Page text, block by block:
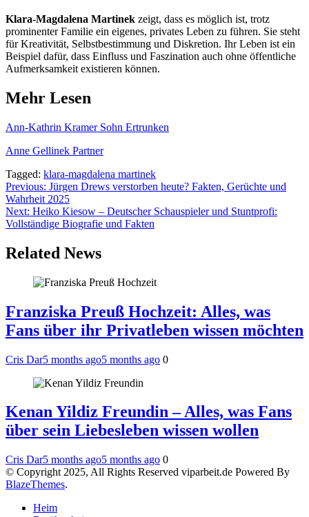
Klara-Magdalena Martinek zeigt, dass es möglich ist, trotz
prominenter Familie ein eigenes, privates Leben zu führen. Sie steht
für Kreativität, Selbstbestimmung und Diskretion. Ihr Leben ist ein
Beispiel dafür, dass Einfluss und Faszination auch ohne öffentliche
Aufmerksamkeit existieren können.
Mehr Lesen
Ann-Kathrin Kramer Sohn Ertrunken
Anne Gellinek Partner
Tagged: klara-magdalena martinek
Post
navigation
Previous: Jürgen Drews verstorben heute? Fakten, Gerüchte und
Wahrheit 2025
Next: Heiko Kiesow – Deutscher Schauspieler und Stuntprofi:
Vollständige Biografie und Fakten
Related News
Franziska Preuß Hochzeit: Alles, was
Fans über ihr Privatleben wissen möchten
Cris Dar5 months ago5 months ago 0
Kenan Yildiz Freundin – Alles, was Fans
über sein Liebesleben wissen wollen
Cris Dar5 months ago5 months ago 0
© Copyright 2025, All Rights Reserved viparbeit.de Powered By
BlazeThemes.
Heim